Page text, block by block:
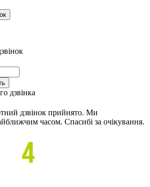
дзвінка
дзвінок прийнято. Ми
часом. Спасибі за очікування.